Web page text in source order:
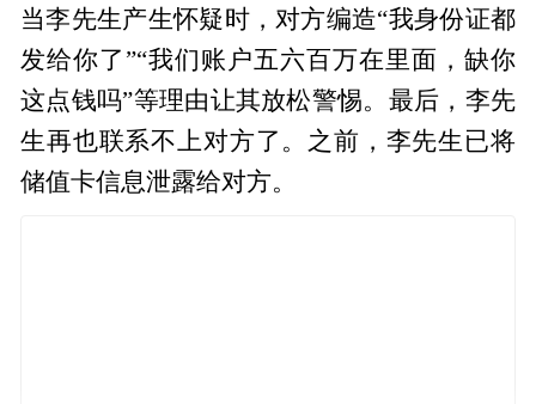
当李先生产生怀疑时，对方编造“我身份证都
发给你了”“我们账户五六百万在里面，缺你
这点钱吗”等理由让其放松警惕。最后，李先
生再也联系不上对方了。之前，李先生已将
储值卡信息泄露给对方。